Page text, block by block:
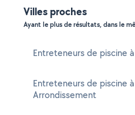
Villes proches
Ayant le plus de résultats, dans le
Entreteneurs de piscine
Entreteneurs de piscine
Arrondissement